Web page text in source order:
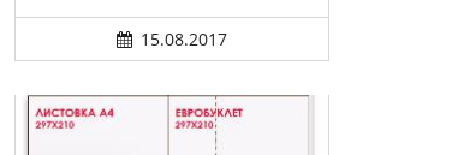
15.08.2017